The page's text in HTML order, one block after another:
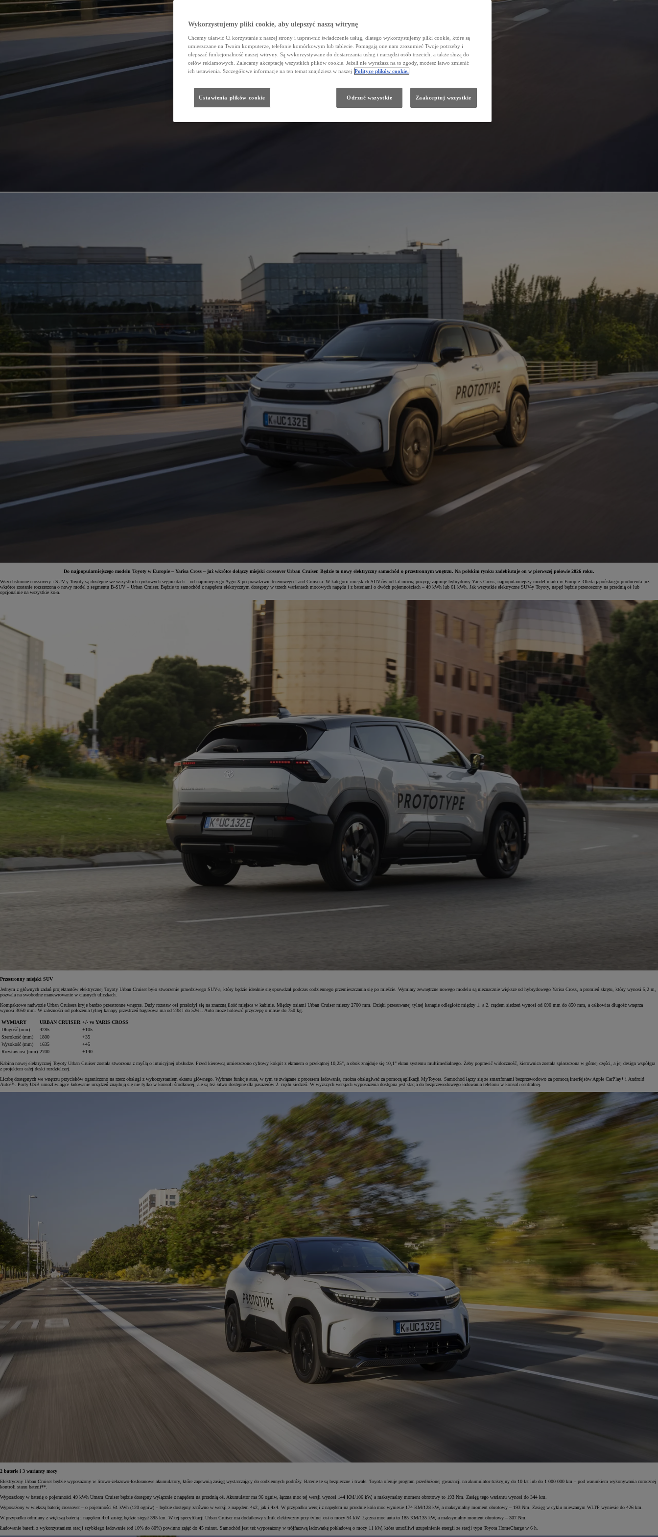
Do najpopularniejszego modelu Toyoty w Europie – Yarisa Cross – już wkrótce dołączy miejski crossover Urban Cruiser. Będzie to nowy elektryczny samochód o przestronnym wnętrzu. Na polskim rynku zadebiutuje on w pierwszej połowie 2026 roku.
Wszechstronne crossovery i SUV-y Toyoty są dostępne we wszystkich rynkowych segmentach – od najmniejszego Aygo X po prawdziwie terenowego Land Cruisera. W kategorii miejskich SUV-ów od lat mocną pozycję zajmuje hybrydowy Yaris Cross, najpopularniejszy model marki w Europie. Oferta japońskiego producenta już
wkrótce zostanie rozszerzona o nowy model z segmentu B-SUV – Urban Cruiser. Będzie to samochód z napędem elektrycznym dostępny w trzech wariantach mocowych napędu i z bateriami o dwóch pojemnościach – 49 kWh lub 61 kWh. Jak wszystkie elektryczne SUV-y Toyoty, napęd będzie przenoszony na przednią oś lub
opcjonalnie na wszystkie koła.
Przestronny miejski SUV
Jednym z głównych zadań projektantów elektrycznej Toyoty Urban Cruiser było stworzenie prawdziwego SUV-a, który będzie idealnie się sprawdzał podczas codziennego przemieszczania się po mieście. Wymiary zewnętrzne nowego modelu są nieznacznie większe od hybrydowego Yarisa Cross, a promień skrętu, który wynosi 5,2 m,
pozwala na swobodne manewrowanie w ciasnych uliczkach.
Kompaktowe nadwozie Urban Cruisera kryje bardzo przestronne wnętrze. Duży rozstaw osi przełożył się na znaczną ilość miejsca w kabinie. Między osiami Urban Cruiser mierzy 2700 mm. Dzięki przesuwanej tylnej kanapie odległość między 1. a 2. rzędem siedzeń wynosi od 690 mm do 850 mm, a całkowita długość wnętrza
wynosi 3050 mm. W zależności od położenia tylnej kanapy przestrzeń bagażowa ma od 238 l do 526 l. Auto może holować przyczepę o masie do 750 kg.
WYMIARY URBAN CRUISER +/- vs YARIS CROSS
Długość (mm)
4285
+105
Szerokość (mm)
1800
+35
Wysokość (mm)
1635
+45
Rozstaw osi (mm) 2700 +140
Kabina nowej elektrycznej Toyoty Urban Cruiser została stworzona z myślą o intuicyjnej obsłudze. Przed kierowcą umieszczono cyfrowy kokpit z ekranem o przekątnej 10,25", a obok znajduje się 10,1" ekran systemu multimedialnego. Żeby poprawić widoczność, kierownica została spłaszczona w górnej części, a jej design współgra
z projektem całej deski rozdzielczej.
Liczbę dostępnych we wnętrzu przycisków ograniczono na rzecz obsługi z wykorzystaniem ekranu głównego. Wybrane funkcje auta, w tym te związane z procesem ładowania, można obsługiwać za pomocą aplikacji MyToyota. Samochód łączy się ze smartfonami bezprzewodowo za pomocą interfejsów Apple CarPlay* i Android
Auto™. Porty USB umożliwiające ładowanie urządzeń znajdują się nie tylko w konsoli środkowej, ale są też łatwo dostępne dla pasażerów 2. rzędu siedzeń. W wyższych wersjach wyposażenia dostępna jest stacja do bezprzewodowego ładowania telefonu w konsoli centralnej.
2 baterie i 3 warianty mocy
Elektryczny Urban Cruiser będzie wyposażony w litowo-żelazowo-fosforanowe akumulatory, które zapewnią zasięg wystarczający do codziennych podróży. Baterie te są bezpieczne i trwałe. Toyota oferuje program przedłużonej gwarancji na akumulator trakcyjny do 10 lat lub do 1 000 000 km – pod warunkiem wykonywania corocznej
kontroli stanu baterii**.
Wyposażony w baterię o pojemności 49 kWh Urnam Cruiser będzie dostępny wyłącznie z napędem na przednią oś. Akumulator ma 96 ogniw, łączna moc tej wersji wynosi 144 KM/106 kW, a maksymalny moment obrotowy to 193 Nm. Zasięg tego wariantu wynosi do 344 km.
Wyposażony w większą baterię crossover – o pojemności 61 kWh (120 ogniw) – będzie dostępny zarówno w wersji z napędem 4x2, jak i 4x4. W przypadku wersji z napędem na przednie koła moc wyniesie 174 KM/128 kW, a maksymalny moment obrotowy – 193 Nm. Zasięg w cyklu mieszanym WLTP wyniesie do 426 km.
W przypadku odmiany z większą baterią i napędem 4x4 zasięg będzie sięgał 395 km. W tej specyfikacji Urban Cruiser ma dodatkowy silnik elektryczny przy tylnej osi o mocy 54 kW. Łączna moc auta to 185 KM/135 kW, a maksymalny moment obrotowy – 307 Nm.
Ładowanie baterii z wykorzystaniem stacji szybkiego ładowanie (od 10% do 80%) powinno zająć do 45 minut. Samochód jest też wyposażony w trójfazową ładowarkę pokładową o mocy 11 kW, która umożliwi uzupełnienie energii ze stacji typu Toyota HomeCharge w 6 h.
Wykorzystujemy pliki cookie, aby ulepszyć naszą witrynę
Chcemy ułatwić Ci korzystanie z naszej strony i usprawnić świadczenie usług, dlatego wykorzystujemy pliki cookie, które są
umieszczane na Twoim komputerze, telefonie komórkowym lub tablecie. Pomagają one nam zrozumieć Twoje potrzeby i
ulepszać funkcjonalność naszej witryny. Są wykorzystywane do dostarczania usług i narzędzi osób trzecich, a także służą do
celów reklamowych. Zalecamy akceptację wszystkich plików cookie. Jeżeli nie wyrażasz na to zgody, możesz łatwo zmienić
ich ustawienia. Szczegółowe informacje na ten temat znajdziesz w naszej Polityce plików cookie.
Ustawienia plików cookie Odrzuć wszystkie Zaakceptuj wszystkie